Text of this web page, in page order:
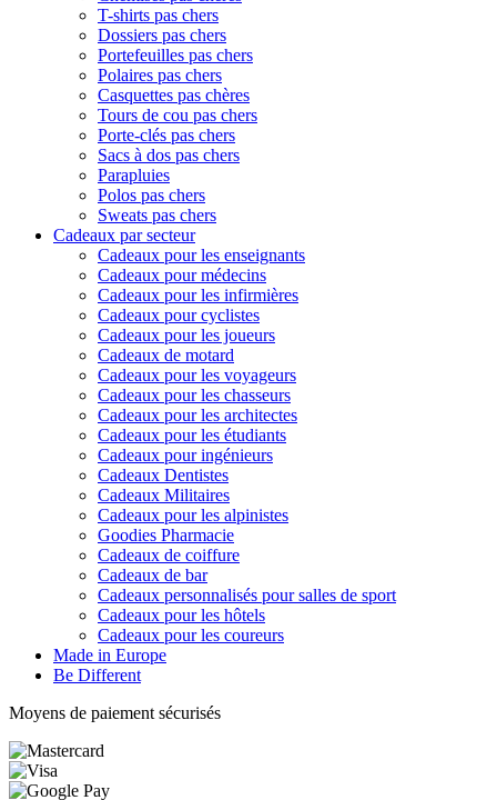
T-shirts pas chers
Dossiers pas chers
Portefeuilles pas chers
Polaires pas chers
Casquettes pas chères
Tours de cou pas chers
Porte-clés pas chers
Sacs à dos pas chers
Parapluies
Polos pas chers
Sweats pas chers
Cadeaux par secteur
Cadeaux pour les enseignants
Cadeaux pour médecins
Cadeaux pour les infirmières
Cadeaux pour cyclistes
Cadeaux pour les joueurs
Cadeaux de motard
Cadeaux pour les voyageurs
Cadeaux pour les chasseurs
Cadeaux pour les architectes
Cadeaux pour les étudiants
Cadeaux pour ingénieurs
Cadeaux Dentistes
Cadeaux Militaires
Cadeaux pour les alpinistes
Goodies Pharmacie
Cadeaux de coiffure
Cadeaux de bar
Cadeaux personnalisés pour salles de sport
Cadeaux pour les hôtels
Cadeaux pour les coureurs
Made in Europe
Be Different
Moyens de paiement sécurisés